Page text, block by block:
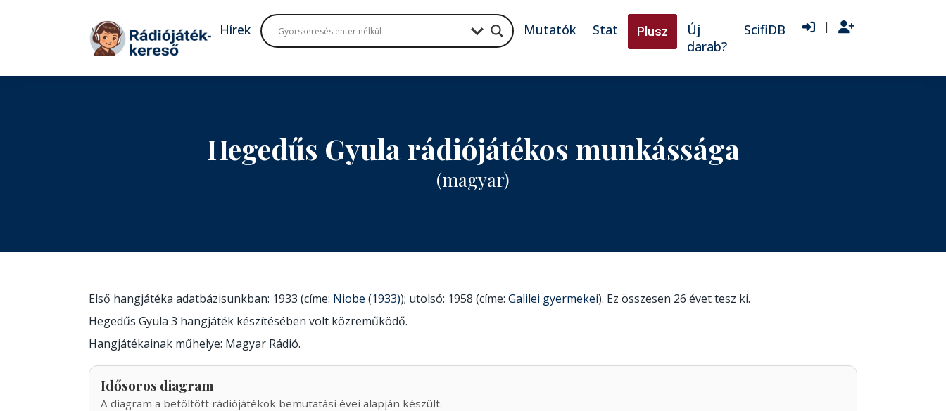
Tovább a tartalomhoz
Hírek Mutatók Stat Plusz
Új
darab?
ScifiDB |
Hegedűs Gyula rádiójátékos munkássága
(magyar)
Első hangjátéka adatbázisunkban: 1933 (címe: Niobe (1933)); utolsó: 1958 (címe: Galilei gyermekei). Ez összesen 26 évet tesz ki.
Hegedűs Gyula 3 hangjáték készítésében volt közreműködő.
Hangjátékainak műhelye: Magyar Rádió.
Idősoros diagram
A diagram a betöltött rádiójátékok bemutatási évei alapján készült.